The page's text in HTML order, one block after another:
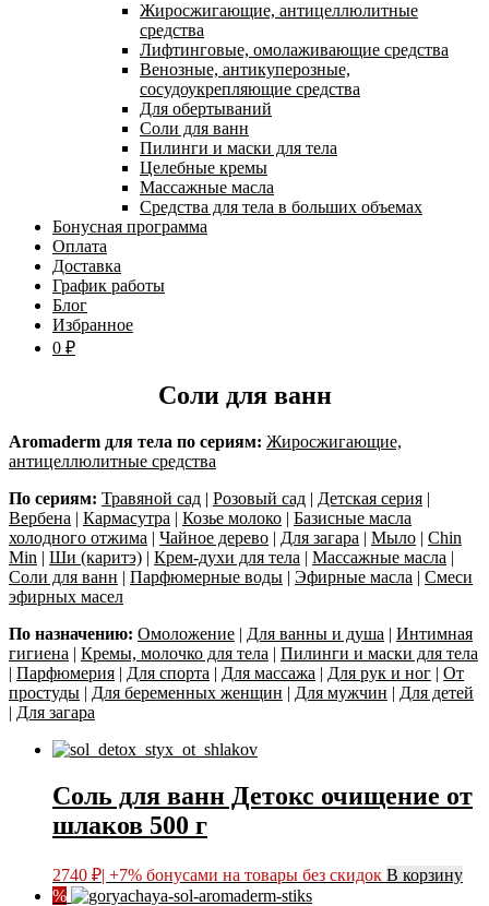
Жиросжигающие, антицеллюлитные
средства
Лифтинговые, омолаживающие средства
Венозные, антикуперозные,
сосудоукрепляющие средства
Для обертываний
Соли для ванн
Пилинги и маски для тела
Целебные кремы
Массажные масла
Средства для тела в больших объемах
Бонусная программа
Оплата
Доставка
График работы
Блог
Избранное
0 ₽
Соли для ванн
Aromaderm для тела по сериям: Жиросжигающие,
антицеллюлитные средства
По сериям: Травяной сад | Розовый сад | Детская серия |
Вербена | Кармасутра | Козье молоко | Базисные масла
холодного отжима | Чайное дерево | Для загара | Мыло | Chin
Min | Ши (каритэ) | Крем-духи для тела | Массажные масла |
Соли для ванн | Парфюмерные воды | Эфирные масла | Смеси
эфирных масел
По назначению: Омоложение | Для ванны и душа | Интимная
гигиена | Кремы, молочко для тела | Пилинги и маски для тела
| Парфюмерия | Для спорта | Для массажа | Для рук и ног | От
простуды | Для беременных женщин | Для мужчин | Для детей
| Для загара
Соль для ванн Детокс очищение от
шлаков 500 г
2740 ₽| +7% бонусами на товары без скидок В корзину
%